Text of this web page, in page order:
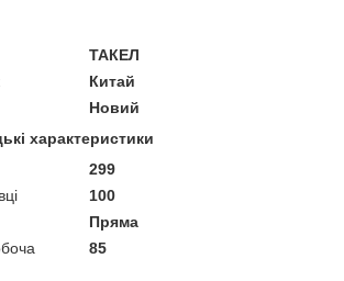
ТАКЕЛ
Китай
Новий
характеристики
299
100
Пряма
85